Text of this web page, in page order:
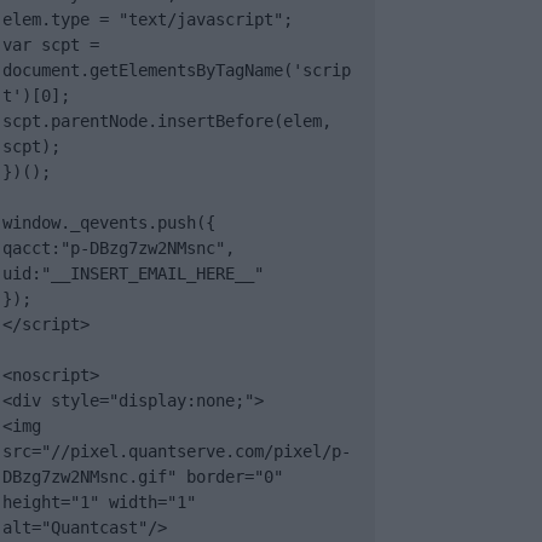
elem.type = "text/javascript";
var scpt =
document.getElementsByTagName('scrip
t')[0];
scpt.parentNode.insertBefore(elem,
scpt);
})();
window._qevents.push({
qacct:"p-DBzg7zw2NMsnc",
uid:"__INSERT_EMAIL_HERE__"
});
</script>
<noscript>
<div style="display:none;">
<img
src="//pixel.quantserve.com/pixel/p-
DBzg7zw2NMsnc.gif" border="0"
height="1" width="1"
alt="Quantcast"/>